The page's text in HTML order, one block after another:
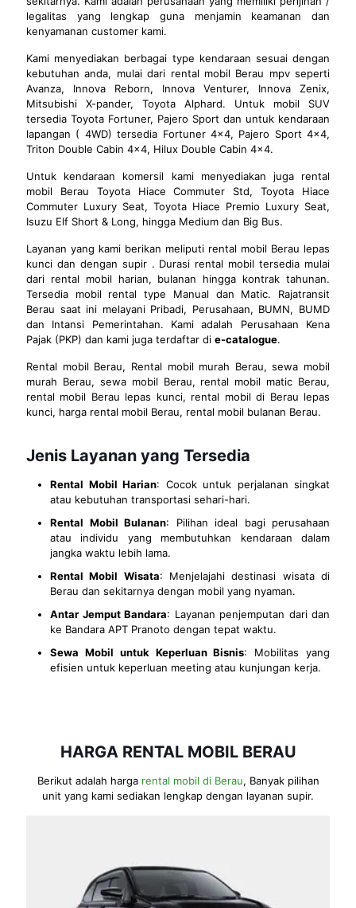
legalitas yang lengkap guna menjamin keamanan dan
kenyamanan customer kami.
Kami menyediakan berbagai type kendaraan sesuai dengan
kebutuhan anda, mulai dari rental mobil Berau mpv seperti
Avanza, Innova Reborn, Innova Venturer, Innova Zenix,
Mitsubishi X-pander, Toyota Alphard. Untuk mobil SUV
tersedia Toyota Fortuner, Pajero Sport dan untuk kendaraan
lapangan ( 4WD) tersedia Fortuner 4x4, Pajero Sport 4x4,
Triton Double Cabin 4x4, Hilux Double Cabin 4x4.
Untuk kendaraan komersil kami menyediakan juga rental
mobil Berau Toyota Hiace Commuter Std, Toyota Hiace
Commuter Luxury Seat, Toyota Hiace Premio Luxury Seat,
Isuzu Elf Short & Long, hingga Medium dan Big Bus.
Layanan yang kami berikan meliputi rental mobil Berau lepas
kunci dan dengan supir . Durasi rental mobil tersedia mulai
dari rental mobil harian, bulanan hingga kontrak tahunan.
Tersedia mobil rental type Manual dan Matic. Rajatransit
Berau saat ini melayani Pribadi, Perusahaan, BUMN, BUMD
dan Intansi Pemerintahan. Kami adalah Perusahaan Kena
Pajak (PKP) dan kami juga terdaftar di e-catalogue.
Rental mobil Berau, Rental mobil murah Berau, sewa mobil
murah Berau, sewa mobil Berau, rental mobil matic Berau,
rental mobil Berau lepas kunci, rental mobil di Berau lepas
kunci, harga rental mobil Berau, rental mobil bulanan Berau.
Jenis Layanan yang Tersedia
Rental Mobil Harian: Cocok untuk perjalanan singkat
atau kebutuhan transportasi sehari-hari.
Rental Mobil Bulanan: Pilihan ideal bagi perusahaan
atau individu yang membutuhkan kendaraan dalam
jangka waktu lebih lama.
Rental Mobil Wisata: Menjelajahi destinasi wisata di
Berau dan sekitarnya dengan mobil yang nyaman.
Antar Jemput Bandara: Layanan penjemputan dari dan
ke Bandara APT Pranoto dengan tepat waktu.
Sewa Mobil untuk Keperluan Bisnis: Mobilitas yang
efisien untuk keperluan meeting atau kunjungan kerja.
HARGA RENTAL MOBIL BERAU
Berikut adalah harga rental mobil di Berau, Banyak pilihan
unit yang kami sediakan lengkap dengan layanan supir.